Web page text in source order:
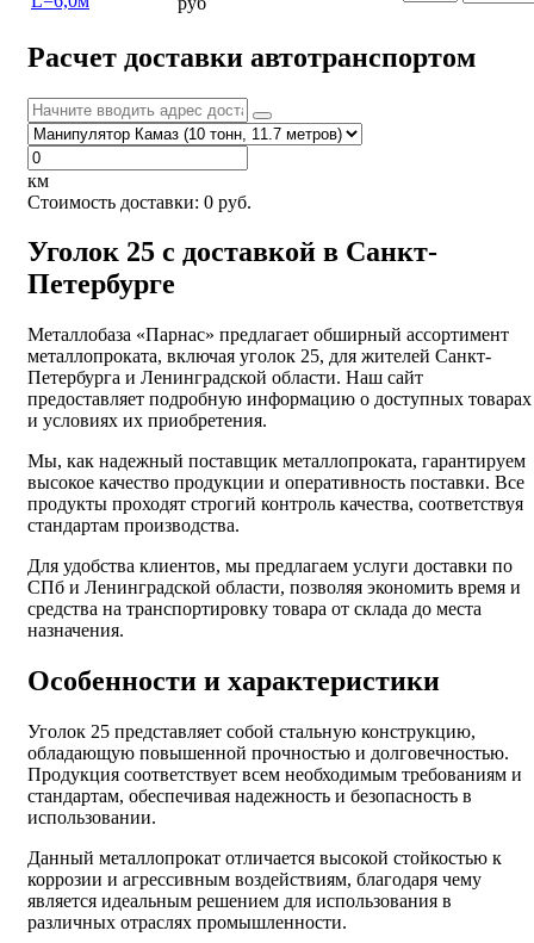
Расчет доставки автотранспортом
км
Стоимость доставки: 0 руб.
Уголок 25 с доставкой в Санкт-
Петербурге
Металлобаза «Парнас» предлагает обширный ассортимент
металлопроката, включая уголок 25, для жителей Санкт-
Петербурга и Ленинградской области. Наш сайт
предоставляет подробную информацию о доступных товарах
и условиях их приобретения.
Мы, как надежный поставщик металлопроката, гарантируем
высокое качество продукции и оперативность поставки. Все
продукты проходят строгий контроль качества, соответствуя
стандартам производства.
Для удобства клиентов, мы предлагаем услуги доставки по
СПб и Ленинградской области, позволяя экономить время и
средства на транспортировку товара от склада до места
назначения.
Особенности и характеристики
Уголок 25 представляет собой стальную конструкцию,
обладающую повышенной прочностью и долговечностью.
Продукция соответствует всем необходимым требованиям и
стандартам, обеспечивая надежность и безопасность в
использовании.
Данный металлопрокат отличается высокой стойкостью к
коррозии и агрессивным воздействиям, благодаря чему
является идеальным решением для использования в
различных отраслях промышленности.